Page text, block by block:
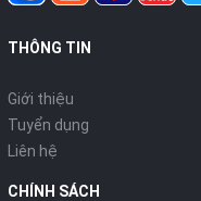
THÔNG TIN
Giới thiệu
Tuyển dụng
Liên hệ
CHÍNH SÁCH